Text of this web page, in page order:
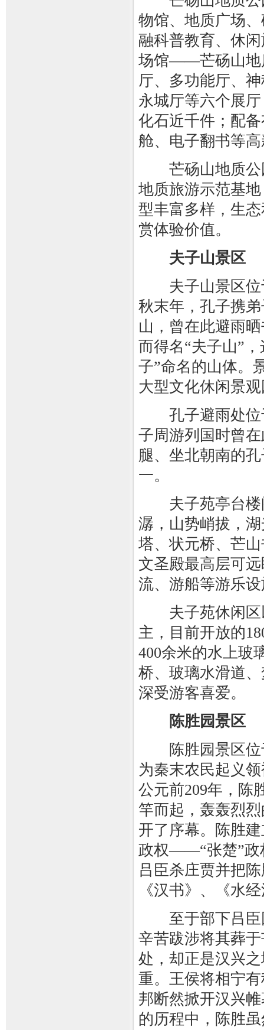
物馆、地质广场
融科普教育、休
场馆——芒砀山地
厅、多功能厅、
永城厅等六个展
化石近千件；配
舱、电子翻书等
芒砀山地质公
地质旅游示范基
型丰富多样，生
赏体验价值。
夫子山景区
夫子山景区位
秋末年，孔子携
山，曾在此避雨
而得名“夫子山”
子”命名的山体。
大型文化休闲景
孔子避雨处位
子周游列国时曾
腿、坐北朝南的
一。
夫子苑亭台楼
潺，山势峭拔，
塔、状元桥、芒
文圣殿最高层可
流、游船等游乐
夫子苑休闲区
主，目前开放的
400余米的水上玻
桥、玻璃水滑道
深受游客喜爱。
陈胜园景区
陈胜园景区位
为秦末农民起义
公元前209年，陈
竿而起，轰轰烈
开了序幕。陈胜
政权——“张楚”政
吕臣杀庄贾并把
《汉书》、《水
至于部下吕臣
辛苦跋涉将其葬
处，却正是汉兴
重。王侯将相宁
邦断然掀开汉兴
的历程中，陈胜